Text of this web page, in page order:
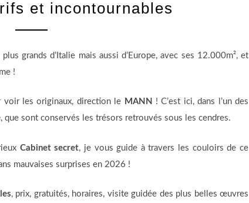
et incontournables
grands d’Italie mais aussi d’Europe, avec ses 12.000m², et
!
voir les originaux, direction le MANN ! C’est ici, dans l’un des
, que sont conservés les trésors retrouvés sous les cendres.
Cabinet secret, je vous guide à travers les couloirs de ce
mauvaises surprises en 2026 !
, prix, gratuités, horaires, visite guidée des plus belles œuvres